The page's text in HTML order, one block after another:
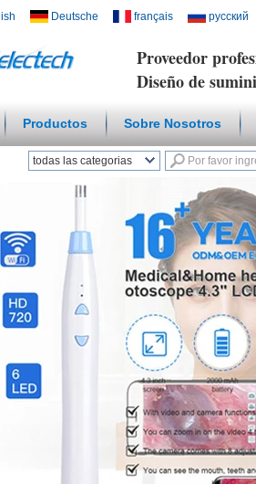
Proveedor
Diseño de
Deutsche français русский
Productos Sobre Nosotros
todas las categorias
Hogar inteligente
inalámbricoL
Cargador USB y de
redL
Placa Multi Media /
Temperatura Humedad
SensorL
Microscopio Digital /
Adaptador De ViajeL
Concentrador USB3.0L
Salud / Cosmética Cam
Electrónica inteligenteL